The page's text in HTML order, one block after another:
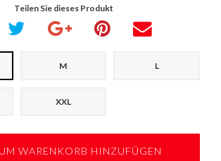
Teilen Sie dieses Produkt
M L
XXL
WARENKORB HINZUFÜGEN